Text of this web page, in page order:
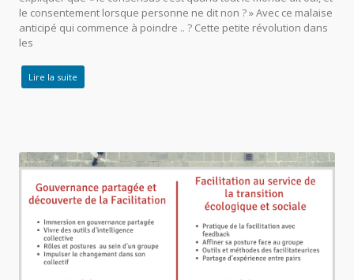
le consentement lorsque personne ne dit non ? » Avec ce malaise
anticipé qui commence à poindre .. ? Cette petite révolution dans
les
Lire la suite